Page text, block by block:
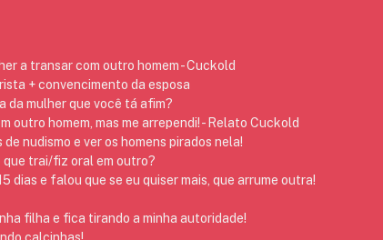
a transar com outro homem - Cuckold
+ convencimento da esposa
da mulher que você tá afim?
outro homem, mas me arrependi! - Relato Cuckold
nudismo e ver os homens pirados nela!
que trai/fiz oral em outro?
dias e falou que se eu quiser mais, que arrume outra!
filha e fica tirando a minha autoridade!
calcinhas!